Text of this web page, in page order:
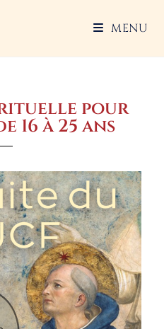
MENU
pour
16 à 25 ans